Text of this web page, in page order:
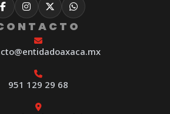
951 129 29 68